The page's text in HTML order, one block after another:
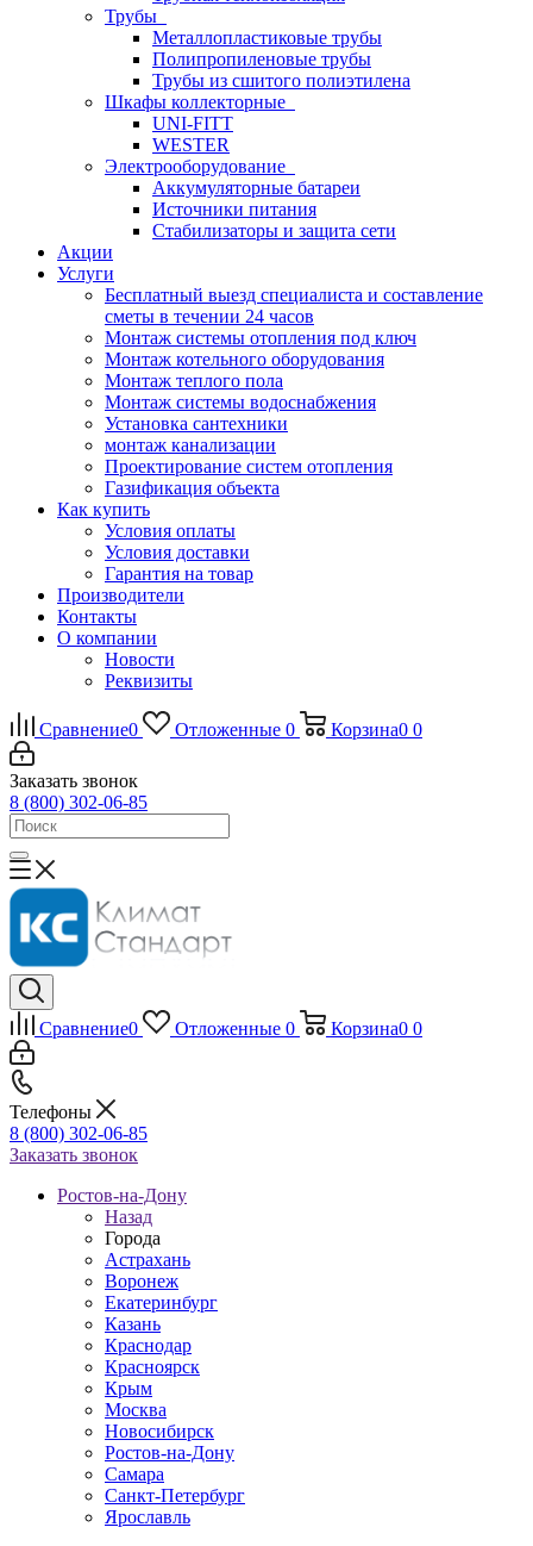
Трубы
Металлопластиковые трубы
Полипропиленовые трубы
Трубы из сшитого полиэтилена
Шкафы коллекторные
UNI-FITT
WESTER
Электрооборудование
Аккумуляторные батареи
Источники питания
Стабилизаторы и защита сети
Акции
Услуги
Бесплатный выезд специалиста и составление
сметы в течении 24 часов
Монтаж системы отопления под ключ
Монтаж котельного оборудования
Монтаж теплого пола
Монтаж системы водоснабжения
Установка сантехники
монтаж канализации
Проектирование систем отопления
Газификация объекта
Как купить
Условия оплаты
Условия доставки
Гарантия на товар
Производители
Контакты
О компании
Новости
Реквизиты
Сравнение0 Отложенные 0 Корзина0 0
Заказать звонок
8 (800) 302-06-85
Сравнение0 Отложенные 0 Корзина0 0
Телефоны
8 (800) 302-06-85
Заказать звонок
Ростов-на-Дону
Назад
Города
Астрахань
Воронеж
Екатеринбург
Казань
Краснодар
Красноярск
Крым
Москва
Новосибирск
Ростов-на-Дону
Самара
Санкт-Петербург
Ярославль